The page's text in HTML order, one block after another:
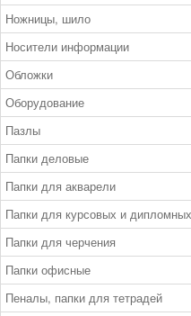
Ножницы, шило
Носители информации
Обложки
Оборудование
Пазлы
Папки деловые
Папки для акварели
Папки для курсовых и
Папки для черчения
Папки офисные
Пеналы, папки для тетрадей